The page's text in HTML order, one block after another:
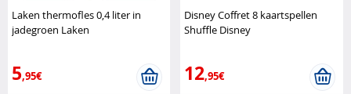
Laken thermofles 0,4 liter in
jadegroen Laken
5,95€
Disney Coffret 8 kaartspellen
Shuffle Disney
12,95€